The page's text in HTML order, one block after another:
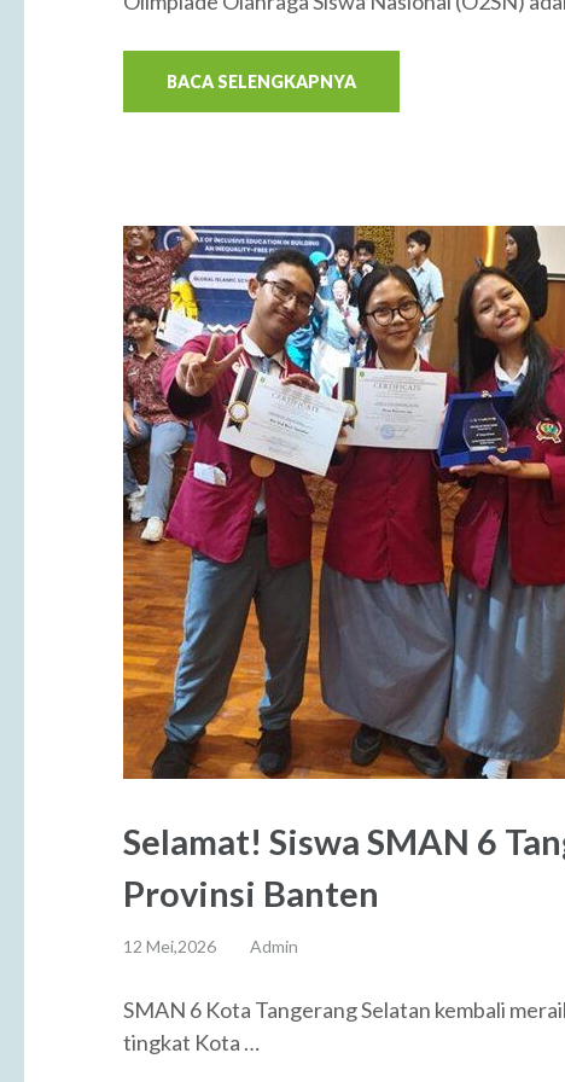
BACA SELENGKAPNYA
Selamat! Siswa SMAN 6
Provinsi Banten
12 Mei,2026 Admin
SMAN 6 Kota Tangerang Selatan kembali
tingkat Kota …